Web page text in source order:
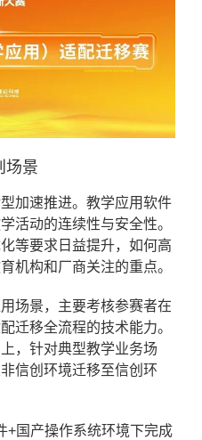
场景
加速推进。教学应用软件
活动的连续性与安全性。
等要求日益提升，如何高
机构和厂商关注的重点。
场景，主要考核参赛者在
迁移全流程的技术能力。
，针对典型教学业务场
信创环境迁移至信创环
+国产操作系统环境下完成